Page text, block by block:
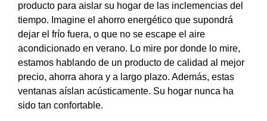
producto para aislar su hogar de las inclemencias del
tiempo. Imagine el ahorro energético que supondrá
dejar el frío fuera, o que no se escape el aire
acondicionado en verano. Lo mire por donde lo mire,
estamos hablando de un producto de calidad al mejor
precio, ahorra ahora y a largo plazo. Además, estas
ventanas aíslan acústicamente. Su hogar nunca ha
sido tan confortable.